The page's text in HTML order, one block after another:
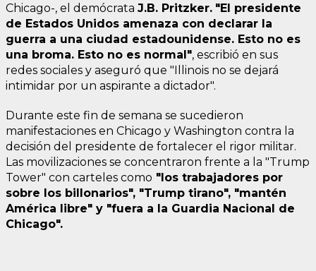
Chicago-, el demócrata J.B. Pritzker. "El presidente
de Estados Unidos amenaza con declarar la
guerra a una ciudad estadounidense. Esto no es
una broma. Esto no es normal", escribió en sus
redes sociales y aseguró que "Illinois no se dejará
intimidar por un aspirante a dictador".
Durante este fin de semana se sucedieron
manifestaciones en Chicago y Washington contra la
decisión del presidente de fortalecer el rigor militar.
Las movilizaciones se concentraron frente a la "Trump
Tower" con carteles como "los trabajadores por
sobre los billonarios", "Trump tirano", "mantén
América libre" y "fuera a la Guardia Nacional de
Chicago".